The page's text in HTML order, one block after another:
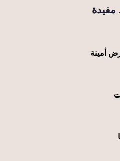
مفيدة
أمينة